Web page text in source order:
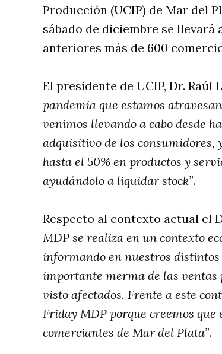
Producción (UCIP) de Mar del
sábado de diciembre se llevará
anteriores más de 600
El presidente de UCIP, Dr. Raúl
pandemia que estamos
venimos llevando a cabo desde
adquisitivo de los consumidores,
hasta el 50% en productos y
ayudándolo a liquidar stock”.
Respecto al contexto actual el
MDP se realiza en un contexto
informando en nuestros
importante merma de las ventas
visto afectados. Frente a este
Friday MDP porque creemos
comerciantes de Mar del Plata”.